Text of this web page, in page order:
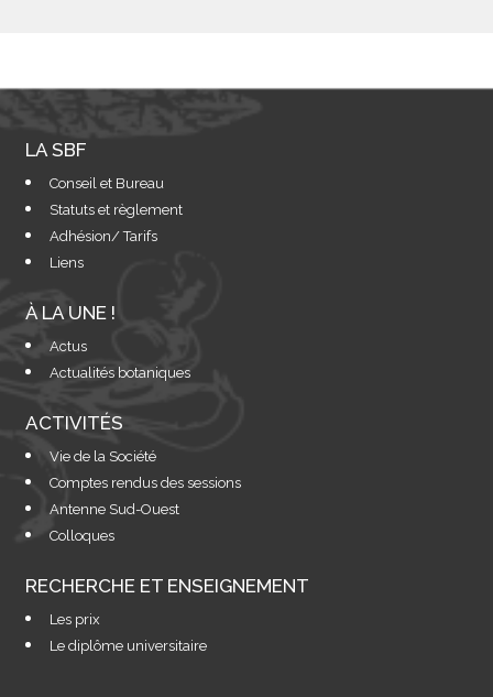
LA SBF
Conseil et Bureau
Statuts et règlement
Adhésion/ Tarifs
Liens
À LA UNE !
Actus
Actualités botaniques
ACTIVITÉS
Vie de la Société
Comptes rendus des sessions
Antenne Sud-Ouest
Colloques
RECHERCHE ET ENSEIGNEMENT
Les prix
Le diplôme universitaire